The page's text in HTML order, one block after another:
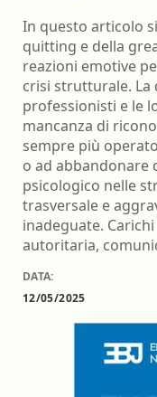
In questo articolo
quitting e della
reazioni emotive
crisi strutturale. La
professionisti e le
mancanza di
sempre più
o ad abbandonare
psicologico nelle
trasversale e
inadeguate.
autoritaria,
DATA:
12/05/2025